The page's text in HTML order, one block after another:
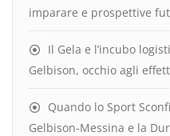
imparare e prospettive
Il Gela e l’incubo
Gelbison, occhio agli
Quando lo Sport
Gelbison-Messina e la